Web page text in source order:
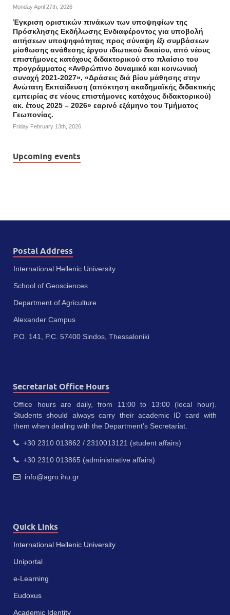
Monday April 27th, 2026
Έγκριση οριστικών πινάκων των υποψηφίων της
Πρόσκλησης Εκδήλωσης Ενδιαφέροντος για υποβολή
αιτήσεων υποψηφιότητας προς σύναψη έξι συμβάσεων
μίσθωσης ανάθεσης έργου ιδιωτικού δικαίου, από νέους
επιστήμονες κατόχους διδακτορικού στο πλαίσιο του
προγράμματος «Ανθρώπινο δυναμικό και κοινωνική
συνοχή 2021-2027», «Δράσεις διά βίου μάθησης στην
Ανώτατη Εκπαίδευση (απόκτηση ακαδημαϊκής διδακτικής
εμπειρίας σε νέους επιστήμονες κατόχους διδακτορικού)
ακ. έτους 2025 – 2026» εαρινό εξάμηνο του Τμήματος
Γεωπονίας.
Friday February 13th, 2026
Upcoming events
Postal Address
International Hellenic University
School of Geosciences
Department of Agriculture
Alexander Campus
P.O. 141, P.C. 57400 Sindos, Thessaloniki
Secretariat Office Hours
Office hours are daily, from 11:00 to 13:00 (local hour).
Students should always carry their academic ID card with
them when dealing with the Department’s Secretariat.
+30 2310 013862 / 2310013121 (student affairs)
+30 2310 013865 (administrative affairs)
info@agro.ihu.gr
Quick Links
International Hellenic University
Uniportal
e-Learning
Eudoxus
Academic Identity